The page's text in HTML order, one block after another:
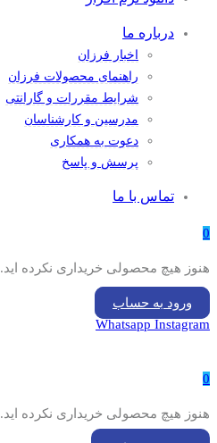
درباره ما
اخبار فرزان
راهنمای محصولات فرزان
شرایط مقررات و گارانتی
مدرسین و کارشناسان
دعوت به همکاری
پرسش و پاسخ
تماس با ما
0
هنوز هیچ محصولی خریداری نکرده اید.
ورود به حساب
Whatsapp Instagram
0
هنوز هیچ محصولی خریداری نکرده اید.